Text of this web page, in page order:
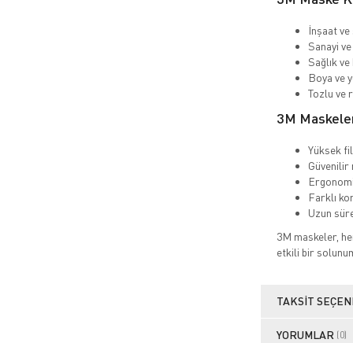
İnşaat
Sanayi
Sağlık
Boya ve
Tozlu ve
3M
Yüksek
Farklı
Uzun
3M maskeler,
etkili bir
TAKSIT
YORUMLAR (0)